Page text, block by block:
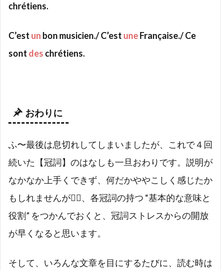
chrétiens.
C’est un bon musicien./ C’est uneFrançaise./ Ce
sont des chrétiens.
おわりに
ふ〜最後は息切れしてしまいましたが、これで４回
続いた【冠詞】のはなしも一旦おわりです。説明が
なかなか上手くできず、何だかややこしく感じたか
もしれませんが🙇‍♀️、各冠詞の持つ “基本的な意味と
役割” をつかんでおくと、冠詞ストレスからの開放
が早くなると思います。
そして、いろんな文章を目にするたびに、読む時は